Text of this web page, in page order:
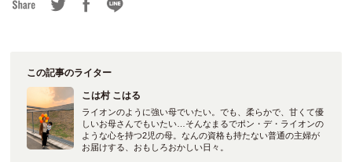
この記事のライター
こは村 こはる
ライオンのように強い母でいたい。でも、柔らかで、甘くて優
しいお母さんでもいたい…そんなまるでポン・デ・ライオンの
ような心を持つ2児の母。なんの資格も持たない普通の主婦が
お届けする、おもしろおかしい日々。